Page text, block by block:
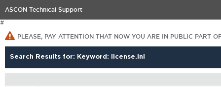
ASCON Technical Support
#
PLEASE, PAY ATTENTION THAT NOW YOU ARE IN PUBLIC PART
Search Results for: Keyword: license.ini